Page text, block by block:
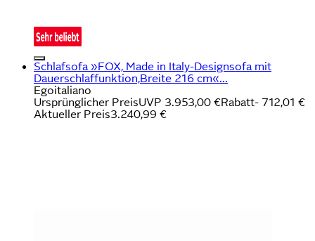
Schlafsofa »FOX, Made in Italy-Designsofa mit
Dauerschlaffunktion,Breite 216 cm«...
Egoitaliano
Ursprünglicher PreisUVP 3.953,00 €Rabatt- 712,01 €
Aktueller Preis3.240,99 €